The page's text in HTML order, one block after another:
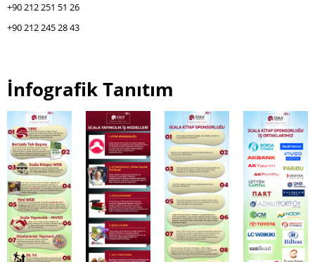
+90 212 251 51 26
+90 212 245 28 43
İnfografik Tanıtım